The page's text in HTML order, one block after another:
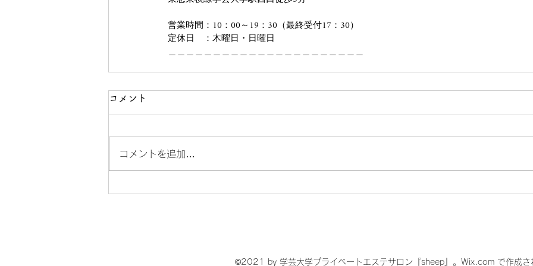
営業時間：10：00～19：30（最終受付17：30）
定休日　：木曜日・日曜日
＿＿＿＿＿＿＿＿＿＿＿＿＿＿＿＿＿＿＿＿＿＿
コメント
コメントを追加…
©2021 by 学芸大学プライベートエステサロン『sheep』。Wix.com で作成さ